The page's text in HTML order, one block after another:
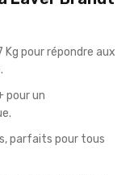
Kg pour répondre aux
pour un
parfaits pour tous